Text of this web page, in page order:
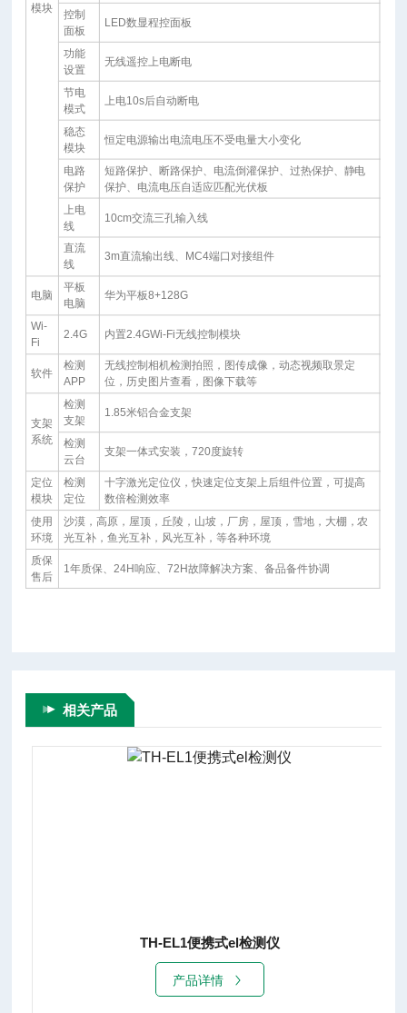
模块
控制
面板
LED数显程控面板
功能
设置
无线遥控上电断电
节电
模式
上电10s后自动断电
稳态
模块
恒定电源输出电流电压不受电量大小变化
电路
保护
短路保护、断路保护、电流倒灌保护、过热保护、静电
保护、电流电压自适应匹配光伏板
上电
线
10cm交流三孔输入线
直流
线
3m直流输出线、MC4端口对接组件
电脑
平板
电脑
华为平板8+128G
Wi-
Fi
2.4G 内置2.4GWi-Fi无线控制模块
软件
检测
APP
无线控制相机检测拍照，图传成像，动态视频取景定
位，历史图片查看，图像下载等
支架
系统
检测
支架
1.85米铝合金支架
检测
云台
支架一体式安装，720度旋转
定位
模块
检测
定位
十字激光定位仪，快速定位支架上后组件位置，可提高
数倍检测效率
使用
环境
沙漠，高原，屋顶，丘陵，山坡，厂房，屋顶，雪地，大棚，农
光互补，鱼光互补，风光互补，等各种环境
质保
售后
1年质保、24H响应、72H故障解决方案、备品备件协调
相关产品
TH-EL1便携式el检测仪
产品详情